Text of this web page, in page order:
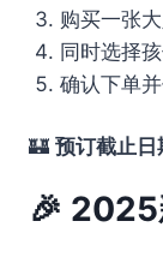
购买一张
同时选择
确认下单
🏰 预订截止日
🎉 2025